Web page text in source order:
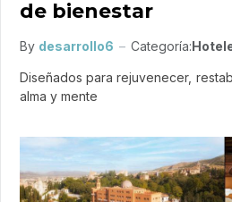
de bienestar
By desarrollo6 Categoría:
Diseñados para rejuvenecer,
alma y mente